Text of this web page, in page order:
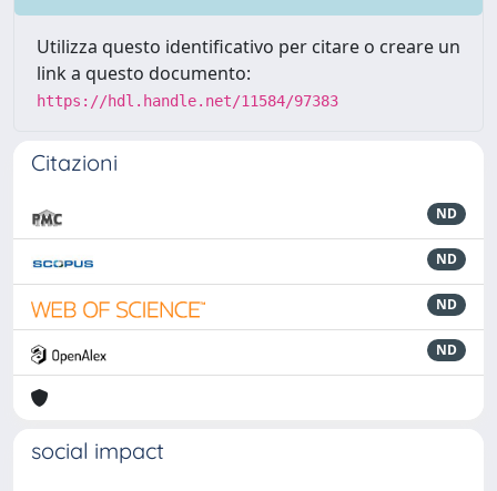
Utilizza questo identificativo per citare o creare un
link a questo documento:
https://hdl.handle.net/11584/97383
Citazioni
ND
ND
ND
ND
social impact